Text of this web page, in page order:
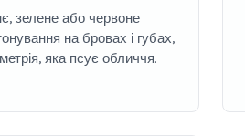
зелене або червоне
на бровах і губах,
яка псує обличчя.